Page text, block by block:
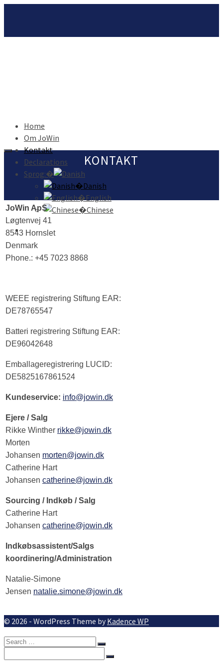
Home
Om JoWin
Kontakt
Declarations
Sprog:�
�Danish
�English
�Chinese
KONTAKT
JoWin ApS
Løgtenvej 41
8543 Hornslet
Denmark
​Phone.: +45 7023 8868
WEEE registrering Stiftung EAR:
DE78765547
Batteri registrering Stiftung EAR:
DE96042648
Emballageregistrering LUCID:
DE5825167861524
Kundeservice: info@jowin.dk
Ejere / Salg
Rikke Winther rikke@jowin.dk
Morten
Johansen morten@jowin.dk
Catherine Hart
Johansen catherine@jowin.dk
Sourcing / Indkøb / Salg
Catherine Hart
Johansen catherine@jowin.dk
Indkøbsassistent/Salgs
koordinering/Administration
Natalie-Simone
Jensen natalie.simone@jowin.dk
© 2026 - WordPress Theme by Kadence WP
Search